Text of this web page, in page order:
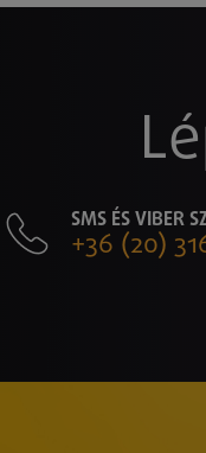
SMS ÉS VIBER
+36 (20)